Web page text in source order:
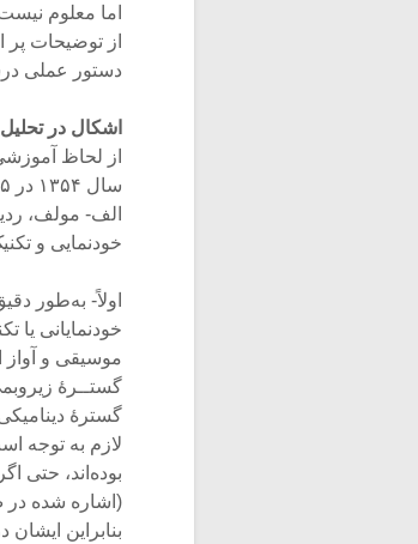
اما معلوم
از توضیحات
دستور عملی
اشکال در
از لحاظ
سال ۱۳۵۴ در ۸۵ سالگی اجرا نموده، (مورد استناد کتاب در صفحۀ ۱۲) اشکالاتی وارد است.
الف- مولف،
خودنمایی و
اولاً- به‌طور
خودنمایانی یا
موسیقی و
گستــرۀ
گسترۀ
بنابراین